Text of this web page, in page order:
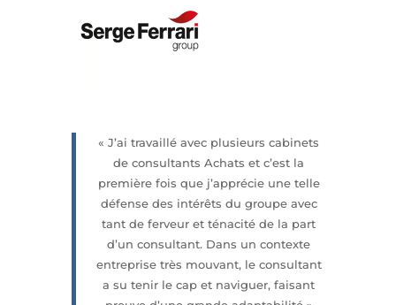
« J’ai travaillé avec plusieurs cabinets
de consultants Achats et c’est la
première fois que j’apprécie une telle
défense des intérêts du groupe avec
tant de ferveur et ténacité de la part
d’un consultant. Dans un contexte
entreprise très mouvant, le consultant
a su tenir le cap et naviguer, faisant